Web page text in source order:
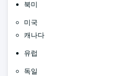
북미
미국
캐나다
유럽
독일